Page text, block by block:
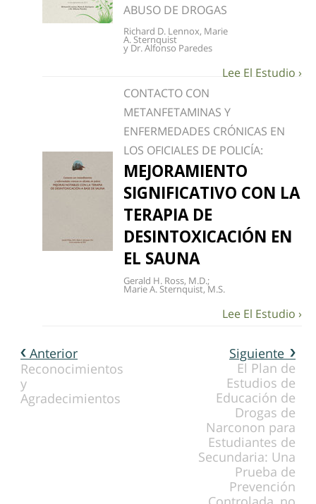
ABUSO DE DROGAS
Richard D. Lennox, Marie
A. Sternquist
y Dr. Alfonso Paredes
CONTACTO CON
METANFETAMINAS Y
ENFERMEDADES CRÓNICAS EN
LOS OFICIALES DE POLICÍA:
MEJORAMIENTO
SIGNIFICATIVO CON LA
TERAPIA DE
DESINTOXICACIÓN EN
EL SAUNA
Gerald H. Ross, M.D.;
Marie A. Sternquist, M.S.
Siguiente
El Plan de
Estudios de
Educación de
Drogas de
Narconon para
Estudiantes de
Secundaria: Una
Prueba de
Prevención
Anterior
Reconocimientos
y
Agradecimientos